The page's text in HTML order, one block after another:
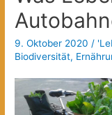
9. Oktober 2020 /
Biodiversität,